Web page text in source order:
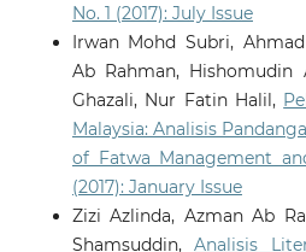
No. 1 (2017): July Issue
Irwan Mohd Subri,
Ab Rahman, Hishomudin
Ghazali, Nur Fatin Halil,
Malaysia: Analisis
of Fatwa Management
(2017): January Issue
Zizi Azlinda, Azman Ab
Shamsuddin,Analisis